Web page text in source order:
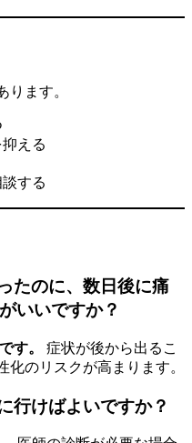
ります。
える
する
たのに、数日後に痛
いいですか？
す。
症状が後から出るこ
化のリスクが高まります。
行けばよいですか？